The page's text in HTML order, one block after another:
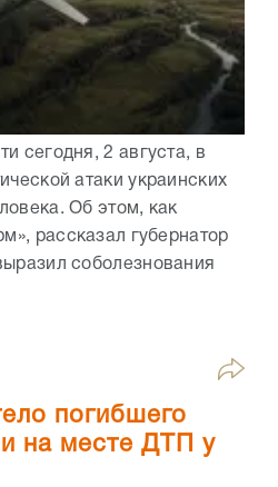
сегодня, 2 августа, в
атаки украинских
Об этом, как
рассказал губернатор
соболезнования
погибшего
на месте ДТП у